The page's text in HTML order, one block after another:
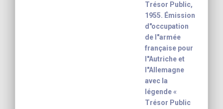
Trésor Public,
1955. Émission
d"occupation
de l"armée
française pour
l"Autriche et
l"Allemagne
avec la
légende «
Trésor Public